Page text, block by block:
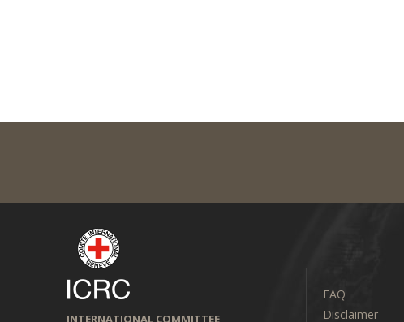
INTERNATIONAL COMMITTEE
FAQ
Disclaimer